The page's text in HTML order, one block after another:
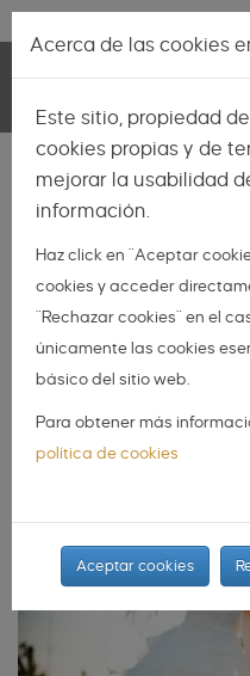
Pasar al contenido
navigation
DIARIO
Tendencias
Acerca de las cookies
Este sitio, propiedad
cookies propias y de
mejorar la usabilidad
información.
Haz click en "Aceptar
cookies y acceder
"Rechazar cookies" en el
únicamente las cookies
básico del sitio web.
Para obtener más
política de cookies
Aceptar cookies